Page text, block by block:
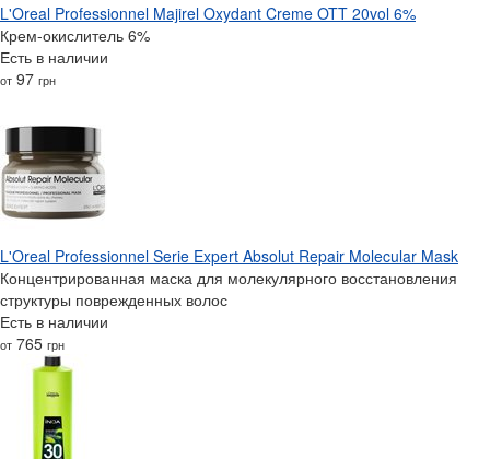
L'Oreal Professionnel Majirel Oxydant Creme OTT 20vol 6%
Крем-окислитель 6%
Есть в наличии
от 97 грн
L'Oreal Professionnel Serie Expert Absolut Repair Molecular Mask
Концентрированная маска для молекулярного восстановления
структуры поврежденных волос
Есть в наличии
от 765 грн